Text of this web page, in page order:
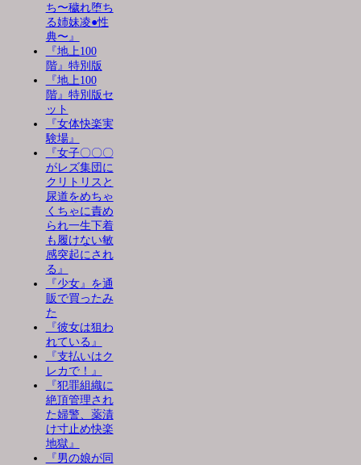
ち〜穢れ堕ち
る姉妹凌●性
典〜』
『地上100
階』特別版
『地上100
階』特別版セ
ット
『女体快楽実
験場』
『女子〇〇〇
がレズ集団に
クリトリスと
尿道をめちゃ
くちゃに責め
られ一生下着
も履けない敏
感突起にされ
る』
『少女』を通
販で買ったみ
た
『彼女は狙わ
れている』
『支払いはク
レカで！』
『犯罪組織に
絶頂管理され
た婦警、薬漬
け寸止め快楽
地獄』
『男の娘が同